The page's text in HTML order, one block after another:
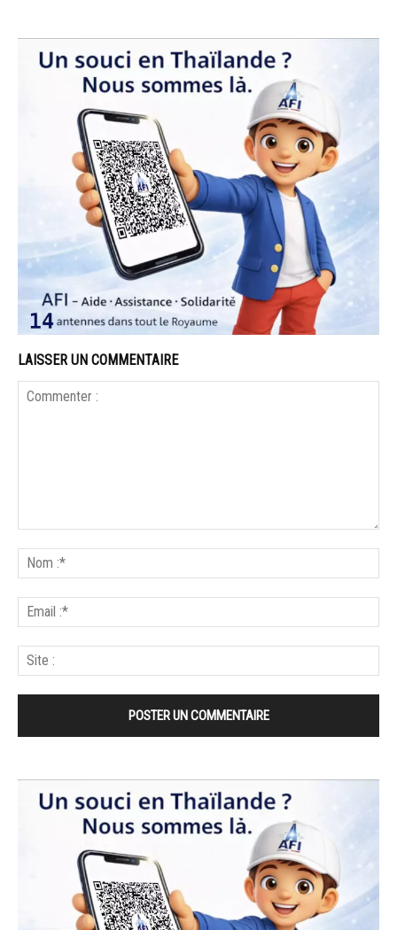
LAISSER UN COMMENTAIRE